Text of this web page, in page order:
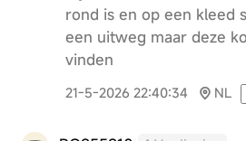
rond is en op een kleed
een uitweg maar deze
vinden
21-5-2026 22:40:34 NL